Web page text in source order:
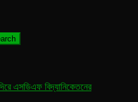
এসডিএফ বিদ্যানিকেতনের